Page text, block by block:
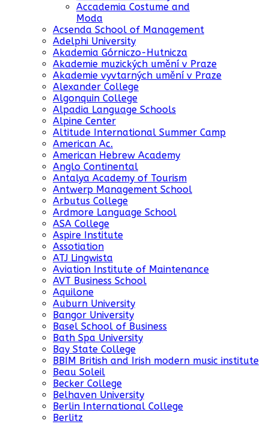
Accademia Costume and
Moda
Acsenda School of Management
Adelphi University
Akademia Górniczo-Hutnicza
Akademie muzických umění v Praze
Akademie vyvtarných umění v Praze
Alexander College
Algonquin College
Alpadia Language Schools
Alpine Center
Altitude International Summer Camp
American Ac.
American Hebrew Academy
Anglo Continental
Antalya Academy of Tourism
Antwerp Management School
Arbutus College
Ardmore Language School
ASA College
Aspire Institute
Assotiation
ATJ Lingwista
Aviation Institute of Maintenance
AVT Business School
Aquilone
Auburn University
Bangor University
Basel School of Business
Bath Spa University
Bay State College
BBIM British and Irish modern music institute
Beau Soleil
Becker College
Belhaven University
Berlin International College
Berlitz